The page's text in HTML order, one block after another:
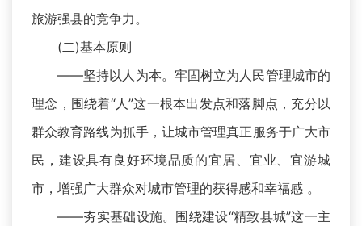
旅游强县的竞争力。
(二)基本原则
——坚持以人为本。牢固树立为人民管理城市的
理念，围绕着“人”这一根本出发点和落脚点，充分以
群众教育路线为抓手，让城市管理真正服务于广大市
民，建设具有良好环境品质的宜居、宜业、宜游城
市，增强广大群众对城市管理的获得感和幸福感 。
——夯实基础设施。围绕建设“精致县城”这一主